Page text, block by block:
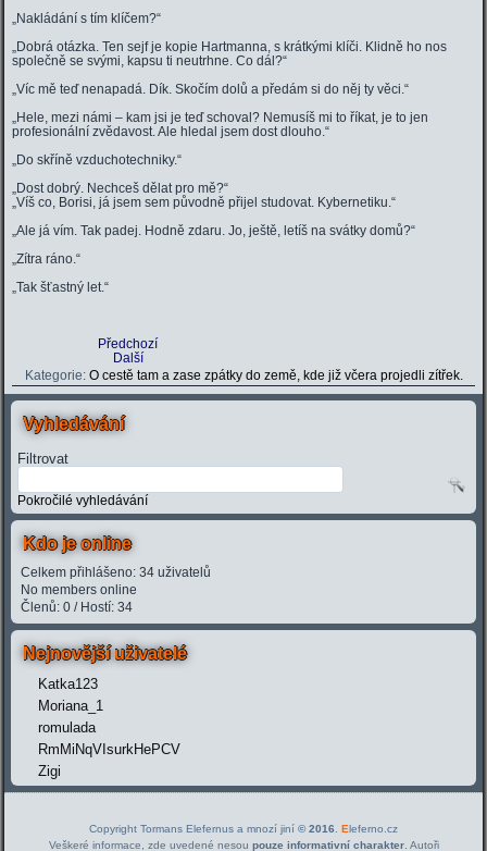
„Nakládání s tím klíčem?“
„Dobrá otázka. Ten sejf je kopie Hartmanna, s krátkými klíči. Klidně ho nos
společně se svými, kapsu ti neutrhne. Co dál?“
„Víc mě teď nenapadá. Dík. Skočím dolů a předám si do něj ty věci.“
„Hele, mezi námi – kam jsi je teď schoval? Nemusíš mi to říkat, je to jen
profesionální zvědavost. Ale hledal jsem dost dlouho.“
„Do skříně vzduchotechniky.“
„Dost dobrý. Nechceš dělat pro mě?“
„Víš co, Borisi, já jsem sem původně přijel studovat. Kybernetiku.“
„Ale já vím. Tak padej. Hodně zdaru. Jo, ještě, letíš na svátky domů?“
„Zítra ráno.“
„Tak šťastný let.“
Předchozí
Další
Kategorie:O cestě tam a zase zpátky do země, kde již včera projedli zítřek.
Vyhledávání
Filtrovat
Pokročilé vyhledávání
Kdo je online
Celkem přihlášeno: 34 uživatelů
No members online
Členů: 0 / Hostí: 34
Nejnovější uživatelé
Katka123
Moriana_1
romulada
RmMiNqVIsurkHePCV
Zigi
Copyright Tormans Elefernus a mnozí jiní © 2016. Eleferno.cz
Veškeré informace, zde uvedené nesou pouze informativní charakter. Autoři